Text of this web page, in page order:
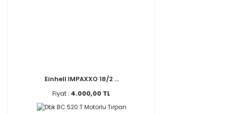
Einhell IMPAXXO 18/2 ...
Fiyat : 4.000,00 TL